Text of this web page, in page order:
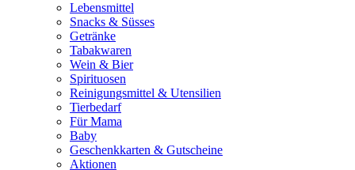
Lebensmittel
Snacks & Süsses
Getränke
Tabakwaren
Wein & Bier
Spirituosen
Reinigungsmittel & Utensilien
Tierbedarf
Für Mama
Baby
Geschenkkarten & Gutscheine
Aktionen